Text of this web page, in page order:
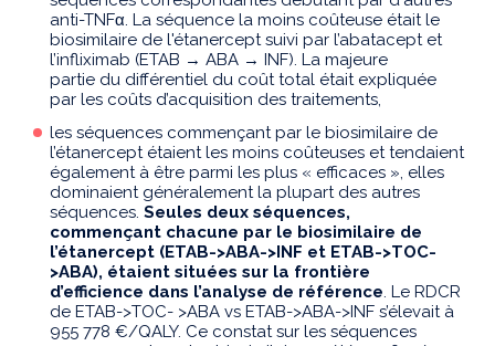
anti-TNFα. La séquence la moins coûteuse était le
biosimilaire de l'étanercept suivi par l’abatacept et
l’infliximab (ETAB → ABA → INF). La majeure
partie du différentiel du coût total était expliquée
par les coûts d’acquisition des traitements,
les séquences commençant par le biosimilaire de
l’étanercept étaient les moins coûteuses et tendaient
également à être parmi les plus « efficaces », elles
dominaient généralement la plupart des autres
séquences. Seules deux séquences,
commençant chacune par le biosimilaire de
l’étanercept (ETAB->ABA->INF et ETAB->TOC-
>ABA), étaient situées sur la frontière
d’efficience dans l’analyse de référence. Le RDCR
de ETAB->TOC- >ABA vs ETAB->ABA->INF s’élevait à
955 778 €/QALY. Ce constat sur les séquences